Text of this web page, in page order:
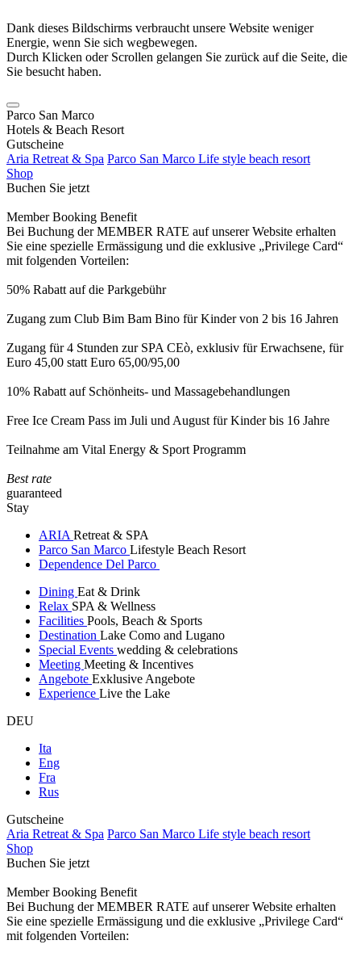
Dank dieses Bildschirms verbraucht unsere Website weniger
Energie, wenn Sie sich wegbewegen.
Durch Klicken oder Scrollen gelangen Sie zurück auf die Seite, die
Sie besucht haben.
Parco San Marco
Hotels & Beach Resort
Gutscheine
Aria Retreat & Spa Parco San Marco Life style beach resort
Shop
Buchen Sie jetzt
Member Booking Benefit
Bei Buchung der MEMBER RATE auf unserer Website erhalten
Sie eine spezielle Ermässigung und die exklusive „Privilege Card“
mit folgenden Vorteilen:
50% Rabatt auf die Parkgebühr
Zugang zum Club Bim Bam Bino für Kinder von 2 bis 16 Jahren
Zugang für 4 Stunden zur SPA CEò, exklusiv für Erwachsene, für
Euro 45,00 statt Euro 65,00/95,00
10% Rabatt auf Schönheits- und Massagebehandlungen
Free Ice Cream Pass im Juli und August für Kinder bis 16 Jahre
Teilnahme am Vital Energy & Sport Programm
Best rate
guaranteed
Stay
ARIA Retreat & SPA
Parco San Marco Lifestyle Beach Resort
Dependence Del Parco
Dining Eat & Drink
Relax SPA & Wellness
Facilities Pools, Beach & Sports
Destination Lake Como and Lugano
Special Events wedding & celebrations
Meeting Meeting & Incentives
Angebote Exklusive Angebote
Experience Live the Lake
DEU
Ita
Eng
Fra
Rus
Gutscheine
Aria Retreat & Spa Parco San Marco Life style beach resort
Shop
Buchen Sie jetzt
Member Booking Benefit
Bei Buchung der MEMBER RATE auf unserer Website erhalten
Sie eine spezielle Ermässigung und die exklusive „Privilege Card“
mit folgenden Vorteilen: